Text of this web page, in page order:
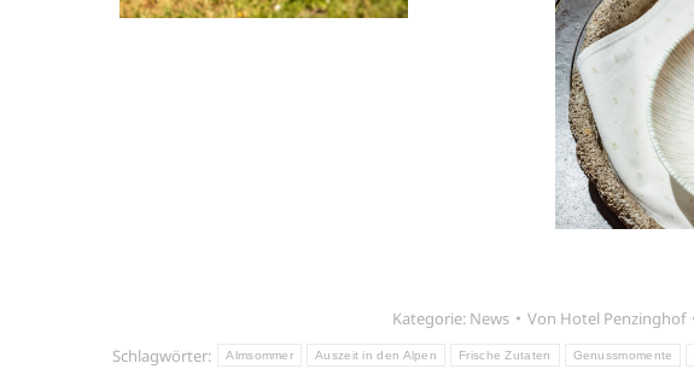
Kategorie: News Von Hotel Penzinghof
Schlagwörter:
Almsommer Auszeit in den Alpen Frische Zutaten Genussmomente